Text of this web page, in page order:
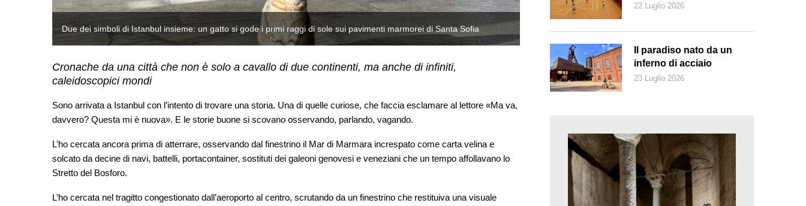
Due dei simboli di Istanbul insieme: un gatto si gode i primi raggi di sole sui pavimenti marmorei di Santa Sofia Due dei simboli di Istanbul insieme: un gatto si gode i primi raggi di
Cronache da una città che non è solo a cavallo di due continenti, ma anche di infiniti,
caleidoscopici mondi
Sono arrivata a Istanbul con l’intento di trovare una storia. Una di quelle curiose, che faccia esclamare al lettore «Ma va,
davvero? Questa mi è nuova». E le storie buone si scovano osservando, parlando, vagando.
L’ho cercata ancora prima di atterrare, osservando dal finestrino il Mar di Marmara increspato come carta velina e
solcato da decine di navi, battelli, portacontainer, sostituti dei galeoni genovesi e veneziani che un tempo affollavano lo
Stretto del Bosforo.
L’ho cercata nel tragitto congestionato dall’aeroporto al centro, scrutando da un finestrino che restituiva una visuale
22 Luglio 2026
Il paradiso nato da un
inferno di acciaio
23 Luglio 2026